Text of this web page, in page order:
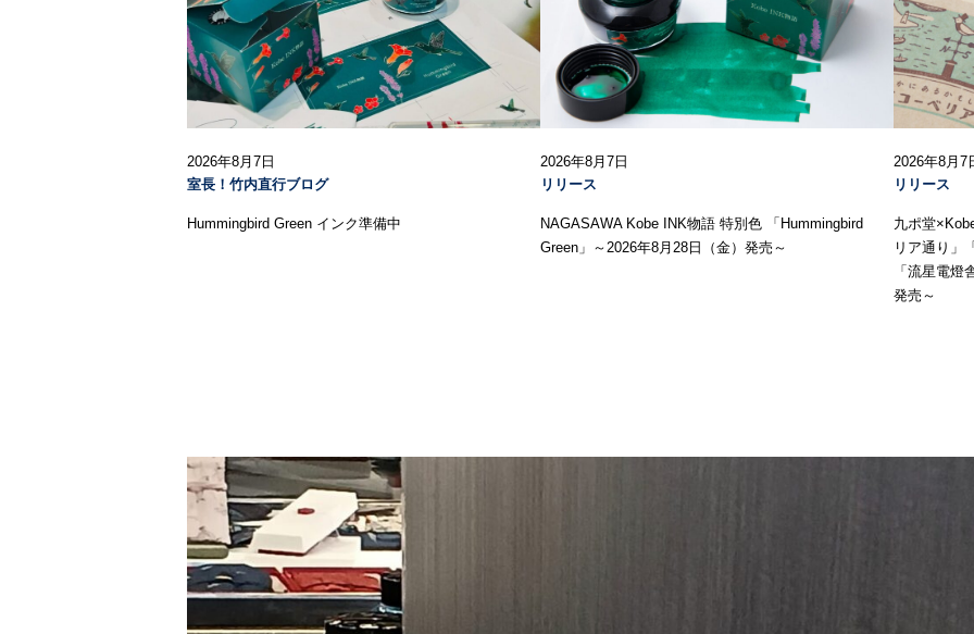
2026年8月7日
室長！竹内直行ブログ
Hummingbird Green インク準備中
2026年8月7日
リリース
NAGASAWA Kobe INK物語 特別色 「Hummingbird
Green」～2026年8月28日（金）発売～
2026年8月7
リリース
九ポ堂
リア通り」
「流星電
発売～